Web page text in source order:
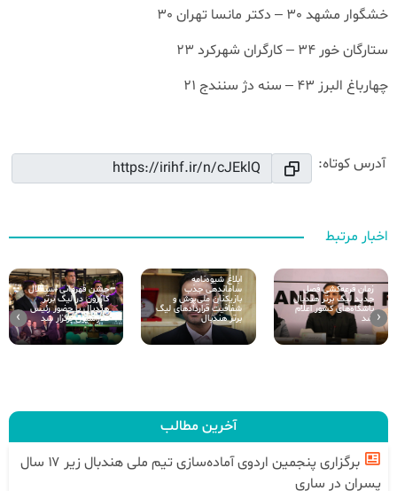
خشگوار مشهد 30 – دکتر مانسا تهران 30
ستارگان خور 34 – کارگران شهرکرد 23
چهارباغ البرز 43 – سنه دژ سنندج 21
آدرس کوتاه:
اخبار مرتبط
زمان قرعه‌کشی فصل
جدید لیگ برتر هندبال
باشگاه‌های کشور اعلام
شد
ابلاغ شیوه‌نامه
ساماندهی جذب
بازیکنان ملی‌پوش و
شفافیت قراردادهای لیگ
برتر هندبال
جشن قهرمانی استقلال
کازرون در لیگ برتر
هندبال با حضور رئیس
فدراسیون برگزار شد
‹
›
آخرین مطالب
برگزاری پنجمین اردوی آماده‌سازی تیم ملی هندبال زیر ۱۷ سال
پسران در ساری